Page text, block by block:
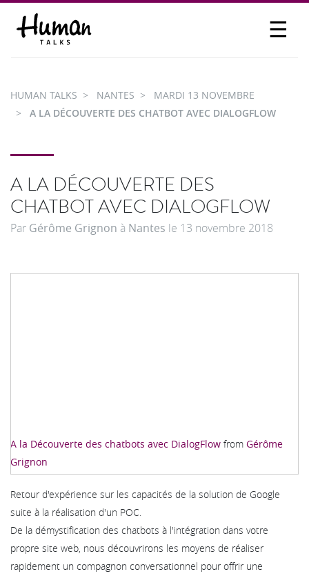
☰
PARTICIPER
HUMAN TALKS NANTES
MARDI 13 NOVEMBRE
A LA DÉCOUVERTE DES CHATBOT AVEC DIALOGFLOW
A LA DÉCOUVERTE DES
CHATBOT AVEC DIALOGFLOW
Par Gérôme Grignon à Nantes le 13 novembre 2018
A la Découverte des chatbots avec DialogFlow from Gérôme
Grignon
Retour d'expérience sur les capacités de la solution de Google
suite à la réalisation d'un POC.
De la démystification des chatbots à l'intégration dans votre
propre site web, nous découvrirons les moyens de réaliser
rapidement un compagnon conversationnel pour offrir une